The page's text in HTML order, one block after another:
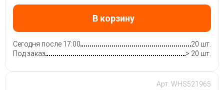
В корзину
Сегодня после 17:00
20 шт.
Под заказ
> 20 шт.
Арт: WHS521965